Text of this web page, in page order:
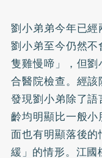
劉小弟弟今年已
劉小弟至今仍然
隻雞慢啼」，但
合醫院檢查。經該
發現劉小弟除了
齡均明顯比一般
面也有明顯落後
緩」的情形。江